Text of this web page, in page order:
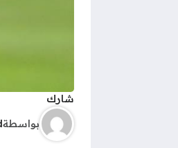
شارك
بواسطة